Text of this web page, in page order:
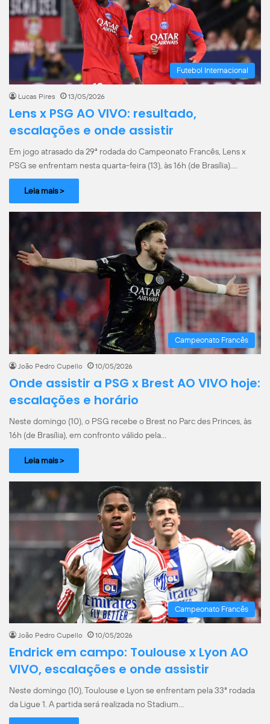
Futebol Internacional
Lucas Pires 13/05/2026
Lens x PSG AO VIVO: resultado,
escalações e onde assistir
Em jogo atrasado da 29ª rodada do Campeonato Francês, Lens x
PSG se enfrentam nesta quarta-feira (13), às 16h (de Brasília).…
Leia mais >
Campeonato Francês
João Pedro Cupello 10/05/2026
Onde assistir a PSG x Brest AO VIVO hoje:
escalações e horário
Neste domingo (10), o PSG recebe o Brest no Parc des Princes, às
16h (de Brasília), em confronto válido pela…
Leia mais >
Campeonato Francês
João Pedro Cupello 10/05/2026
Endrick em campo: Toulouse x Lyon AO
VIVO, escalações e onde assistir
Neste domingo (10), Toulouse e Lyon se enfrentam pela 33ª rodada
da Ligue 1. A partida será realizada no Stadium…